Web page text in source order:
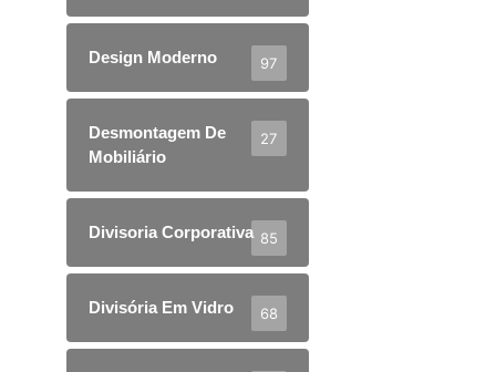
Design Moderno 97
Desmontagem De
Mobiliário
27
Divisoria Corporativa 85
Divisória Em Vidro 68